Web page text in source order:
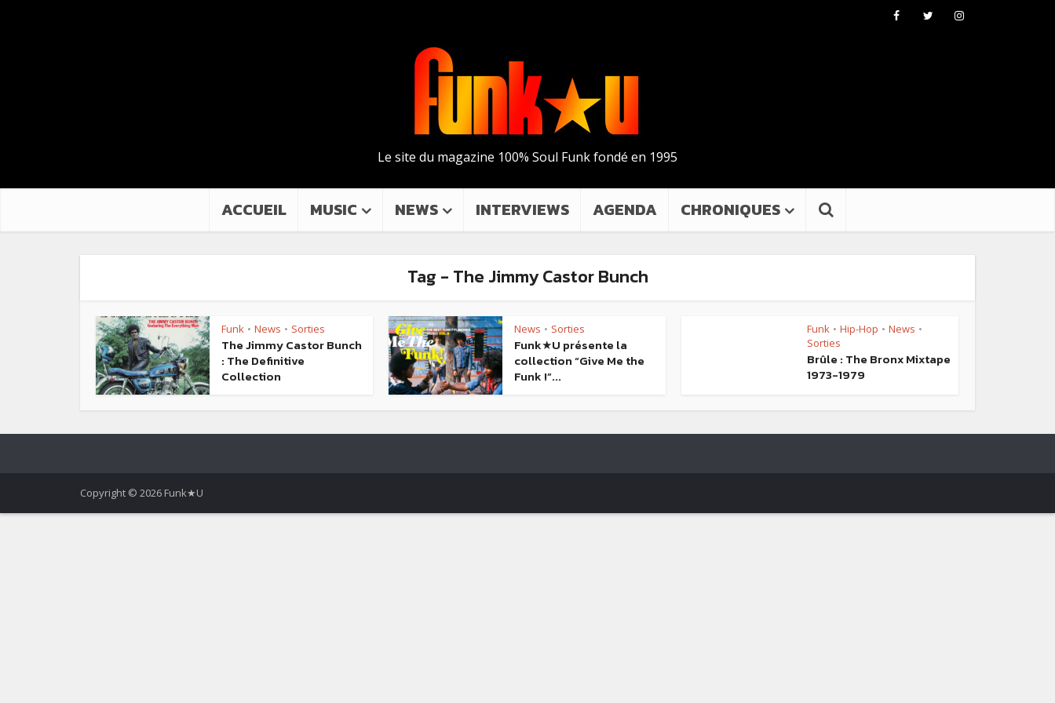
Le site du magazine 100% Soul Funk fondé en 1995
ACCUEIL MUSIC NEWS INTERVIEWS AGENDA CHRONIQUES
Tag - The Jimmy Castor Bunch
Funk • News • Sorties
The Jimmy Castor Bunch
: The Definitive
Collection
News • Sorties
Funk★U présente la
collection “Give Me the
Funk !”...
Funk • Hip-Hop • News •
Sorties
Brûle : The Bronx Mixtape
1973-1979
Copyright © 2026 Funk★U